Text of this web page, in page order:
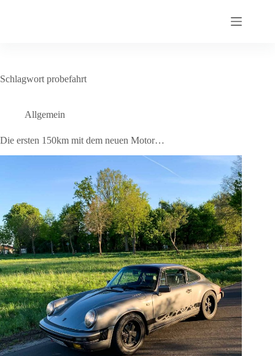
Schlagwort probefahrt
Allgemein
Die ersten 150km mit dem neuen Motor…